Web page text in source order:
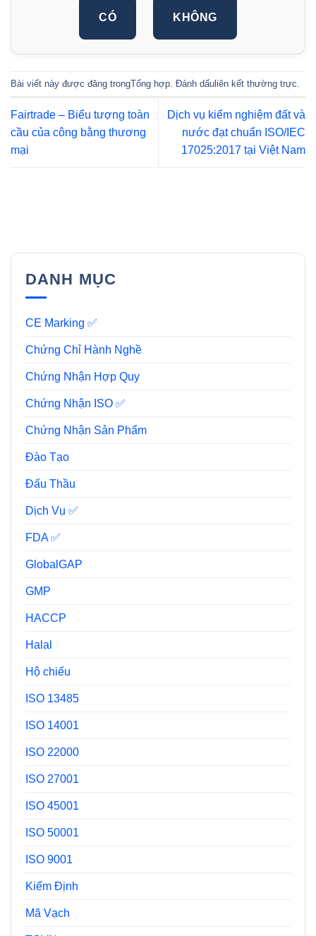
CÓ KHÔNG
Bài viết này được đăng trongTổng hợp . Đánh dấuliên kết thường trực
Fairtrade – Biểu tượng toàn
cầu của công bằng thương
mại
Dịch vụ kiểm nghiệm đất và
nước đạt chuẩn ISO/IEC
17025:2017 tại Việt Nam
DANH MỤC
CE Marking ✅
Chứng Chỉ Hành Nghề
Chứng Nhận Hợp Quy
Chứng Nhận ISO ✅
Chứng Nhận Sản Phẩm
Đào Tạo
Đấu Thầu
Dịch Vụ ✅
FDA ✅
GlobalGAP
GMP
HACCP
Halal
Hộ chiếu
ISO 13485
ISO 14001
ISO 22000
ISO 27001
ISO 45001
ISO 50001
ISO 9001
Kiểm Định
Mã Vạch